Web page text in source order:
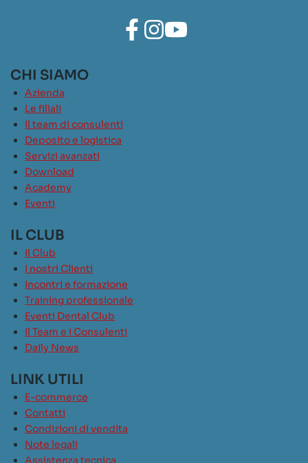
CHI SIAMO
Azienda
Le filiali
Il team di consulenti
Deposito e logistica
Servizi avanzati
Download
Academy
Eventi
IL CLUB
Il Club
I nostri Clienti
Incontri e formazione
Training professionale
Eventi Dental Club
Il Team e i Consulenti
Daily News
LINK UTILI
E-commerce
Contatti
Condizioni di vendita
Note legali
Assistenza tecnica